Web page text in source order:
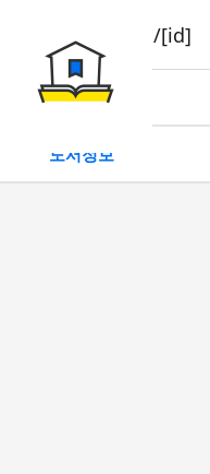
book/rent/[id]
대여
도서정보